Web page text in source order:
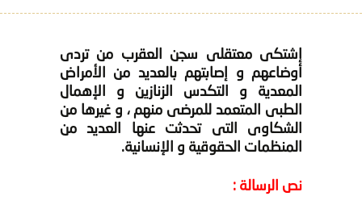
إشتكى معتقلى سجن العقرب من تردى
أوضاعهم و إصابتهم بالعديد من الأمراض
المعدية و التكدس الزنازين و الإهمال
الطبى المتعمد للمرضى منهم ، و غيرها من
الشكاوى التى تحدثت عنها العديد من
المنظمات الحقوقية و الإنسانية.
نص الرسالة :